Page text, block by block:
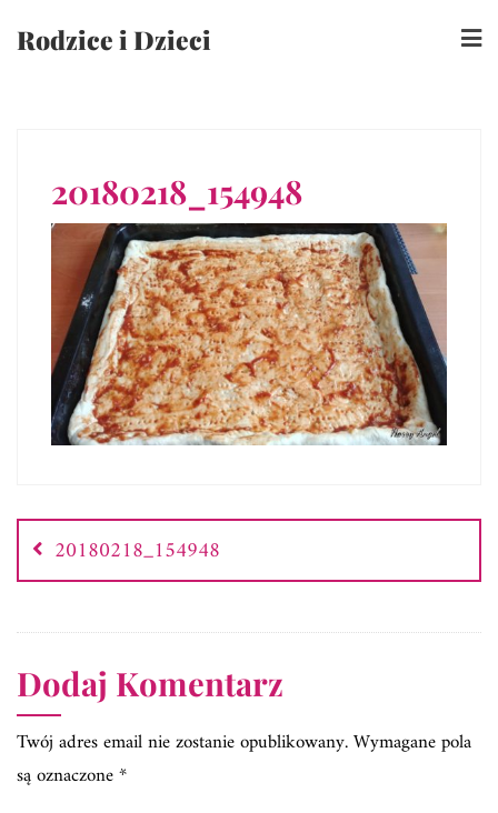
Rodzice i Dzieci
20180218_154948
Nawigacja
wpisu
20180218_154948
Dodaj Komentarz
Twój adres email nie zostanie opublikowany.Wymagane pola
są oznaczone*